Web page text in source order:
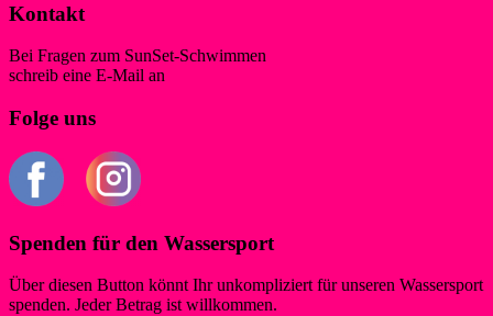
Kontakt
Bei Fragen zum SunSet-Schwimmen
schreib eine E-Mail an
Folge uns
Spenden für den Wassersport
Über diesen Button könnt Ihr unkompliziert für unseren Wassersport
spenden. Jeder Betrag ist willkommen.